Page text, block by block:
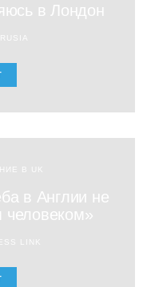
в Лондон
В UK
в Англии не
человеком»
LINK